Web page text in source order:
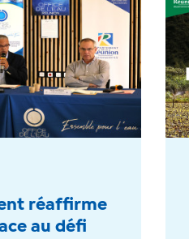
réaffirme
au défi